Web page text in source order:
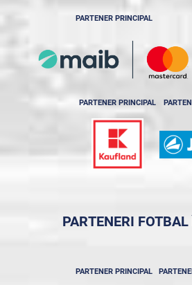
PARTENER PRINCIPAL
PARTENER PRINCIPAL
PARTENERI
PARTENER PRINCIPAL